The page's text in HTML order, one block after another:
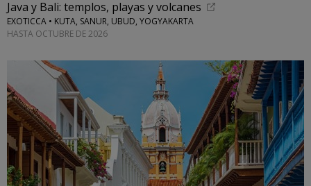
Java y Bali: templos, playas y volcanes
EXOTICCA • KUTA, SANUR, UBUD, YOGYAKARTA
HASTA OCTUBRE DE 2026